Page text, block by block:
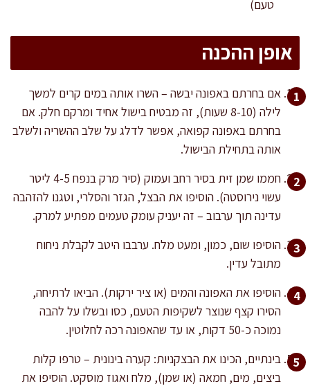
טעם)
אופן ההכנה
אם בחרתם באפונה יבשה – השרו אותה במים קרים למשך
לילה (8-10 שעות), זה מבטיח בישול אחיד ומרקם חלק. אם
בחרתם באפונה קפואה, אפשר לדלג על שלב ההשריה ולשלב
אותה בתחילת הבישול.
חממו שמן זית בסיר רחב ועמוק (סיר מרק בנפח 4-5 ליטר
עשוי נירוסטה). הוסיפו את הבצל, הגזר והסלרי, וטגנו להזהבה
עדינה תוך ערבוב – זה יעניק עומק טעמים מפתיע למרק.
הוסיפו שום, כמון, ומעט מלח. ערבבו היטב לקבלת ניחוח
מתובל עדין.
הוסיפו את האפונה והמים (או ציר ירקות). הביאו לרתיחה,
הסירו קצף שנוצר לשקיפות הטעם, כסו ובשלו על להבה
נמוכה כ-50 דקות, או עד שהאפונה רכה לחלוטין.
בינתיים, הכינו את הבצקניות: קערה בינונית – טרפו קלות
ביצים, מים, חמאה (או שמן), מלח ואגוז מוסקט. הוסיפו את